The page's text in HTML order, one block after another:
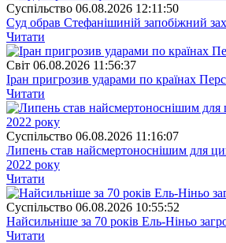
Суспiльство 06.08.2026 12:11:50
Суд обрав Стефанішиній запобіжний
Читати
Свiт 06.08.2026 11:56:37
Іран пригрозив ударами по країнах
Читати
Суспiльство 06.08.2026 11:16:07
Липень став найсмертоноснішим для
2022 року
Читати
Суспiльство 06.08.2026 10:55:52
Найсильніше за 70 років Ель-Ніньо
Читати